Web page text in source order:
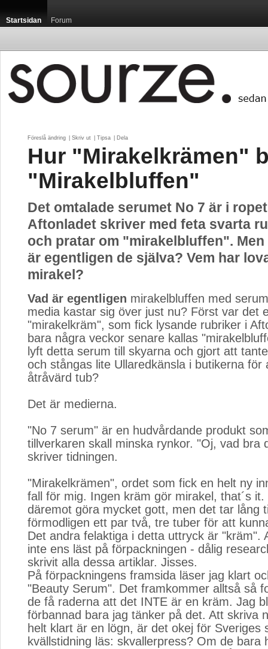
Startsidan Forum
Föreslå ändring Skriv ut Tipsa Dela
Hur "Mirakelkrämen"
"Mirakelbluffen"
Det omtalade serumet No 7 är i
Aftonladet skriver med feta svarta
och pratar om "mirakelbluffen".
är egentligen de själva? Vem har
mirakel?
Vad är egentligen mirakelbluffen med
media kastar sig över just nu? Först var det
"mirakelkräm", som fick lysande rubriker i
bara några veckor senare kallas
lyft detta serum till skyarna och gjort att
och stångas lite Ullaredkänsla i butikerna för
åtråvärd tub?
Det är medierna.
"No 7 serum" är en hudvårdande produkt
tillverkaren skall minska rynkor. "Oj, vad bra
skriver tidningen.
"Mirakelkrämen", ordet som fick en helt ny
fall för mig. Ingen kräm gör mirakel, that´s it.
däremot göra mycket gott, men det tar lång
förmodligen ett par två, tre tuber för att
Det andra felaktiga i detta uttryck är "kräm".
inte ens läst på förpackningen - dålig
skrivit alla dessa artiklar. Jisses.
På förpackningens framsida läser jag klart
"Beauty Serum". Det framkommer alltså så
de få raderna att det INTE är en kräm. Jag
förbannad bara jag tänker på det. Att skriva
helt klart är en lögn, är det okej för Sveriges
kvällstidning läs: skvallerpress? Om de bara